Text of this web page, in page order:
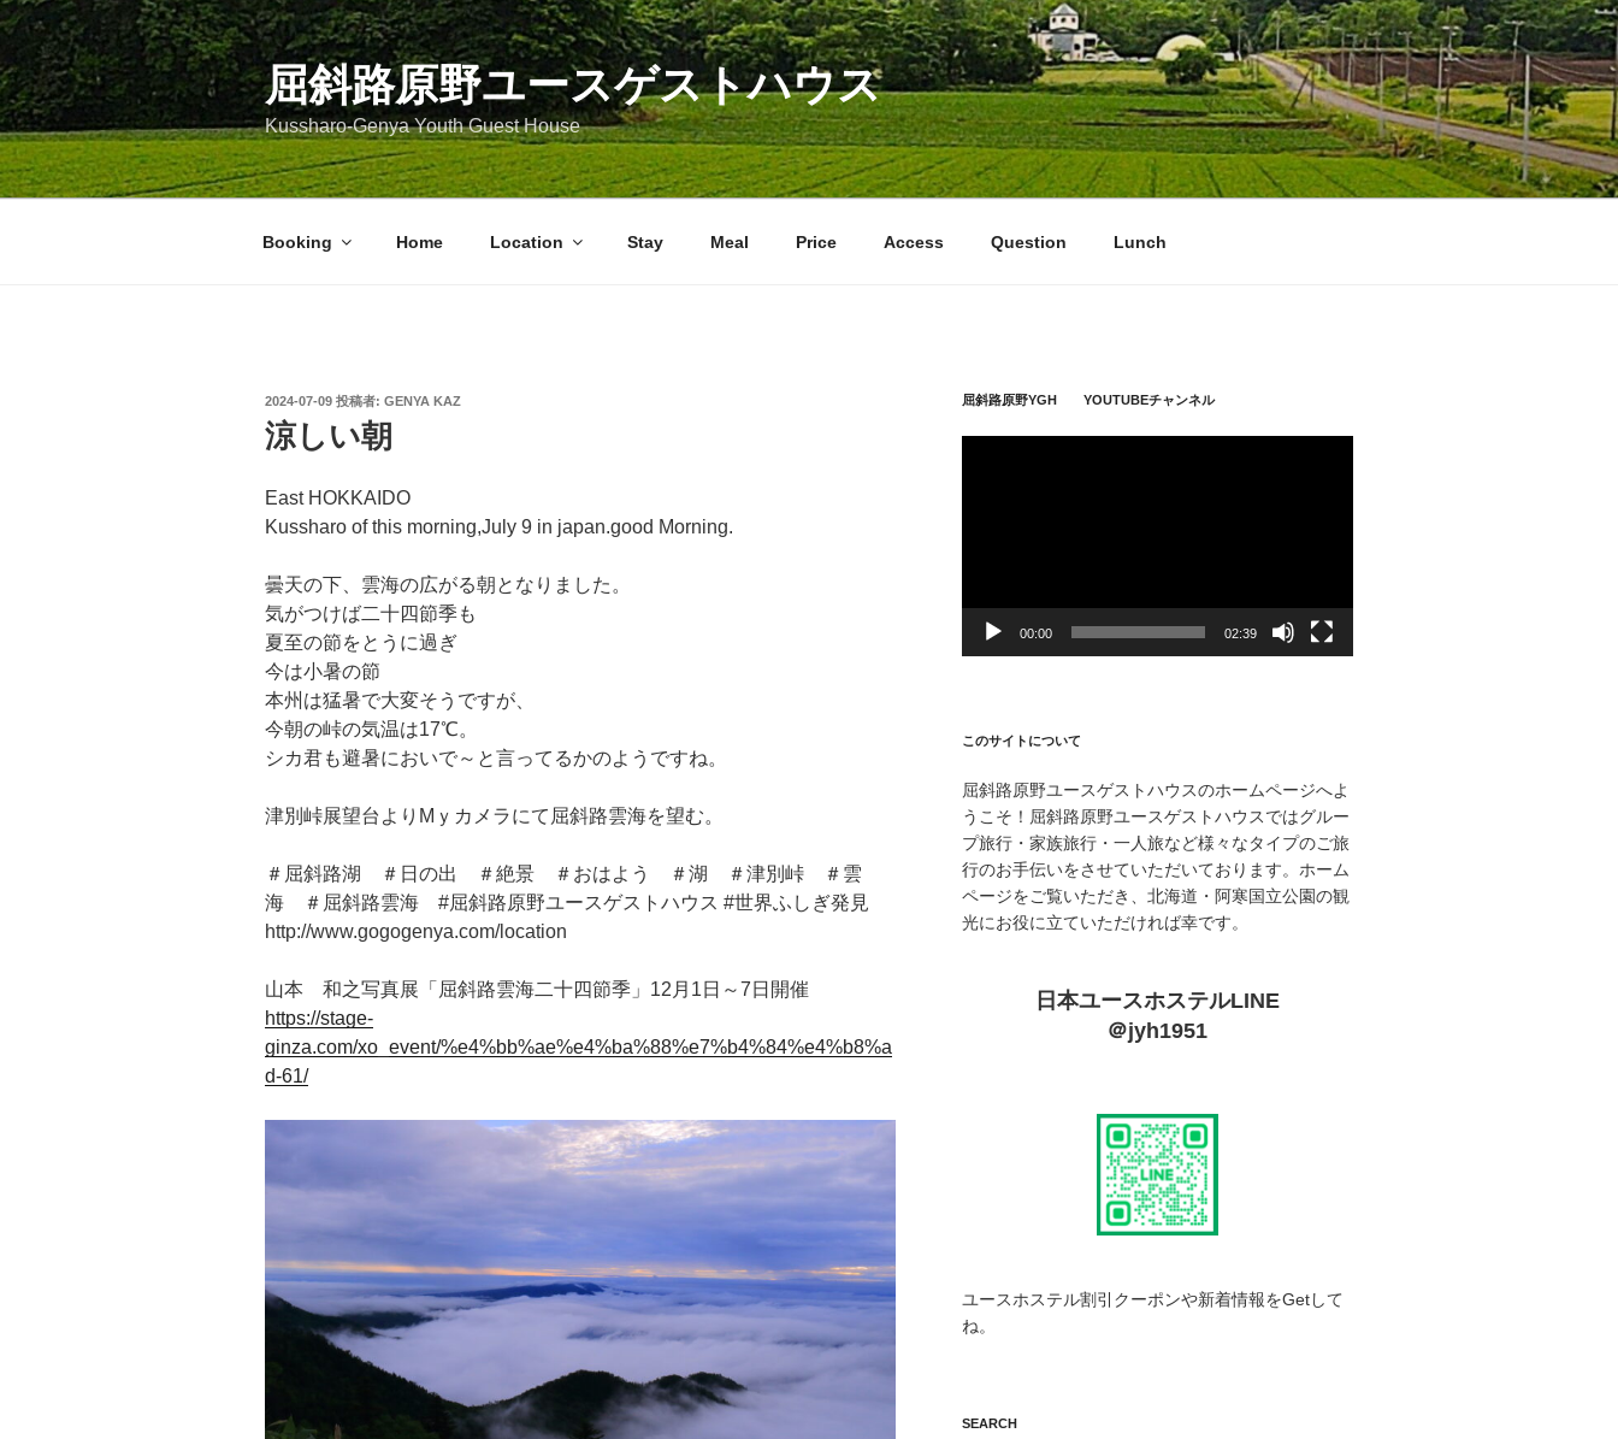
コ
テ
ン
ツ
へ
ス
屈斜路原野ユースゲストハウス
Kussharo-Genya Youth Guest House
Booking Home Location Stay Meal Price Access Question Lunch
投
稿
日:
2024-07-09 投稿者: GENYA KAZ
涼しい朝
East HOKKAIDO
Kussharo of this morning,July 9 in japan.good Morning.
曇天の下、雲海の広がる朝となりました。
気がつけば二十四節季も
夏至の節をとうに過ぎ
今は小暑の節
本州は猛暑で大変そうですが、
今朝の峠の気温は17℃。
シカ君も避暑においで～と言ってるかのようですね。
津別峠展望台よりMｙカメラにて屈斜路雲海を望む。
＃屈斜路湖 ＃日の出 ＃絶景 ＃おはよう ＃湖 ＃津別峠 ＃雲
海 ＃屈斜路雲海 #屈斜路原野ユースゲストハウス #世界ふしぎ発見
http://www.gogogenya.com/location
山本 和之写真展「屈斜路雲海二十四節季」12月1日～7日開催
https://stage-
ginza.com/xo_event/%e4%bb%ae%e4%ba%88%e7%b4%84%e4%b8%a
d-61/
屈斜路原野YGH YOUTUBEチャンネル
ー
00:00 02:39
このサイトについて
屈斜路原野ユースゲストハウスのホームページへよ
うこそ！屈斜路原野ユースゲストハウスではグルー
プ旅行・家族旅行・一人旅など様々なタイプのご旅
行のお手伝いをさせていただいております。ホーム
ページをご覧いただき、北海道・阿寒国立公園の観
光にお役に立ていただければ幸です。
日本ユースホステルLINE
＠jyh1951
ユースホステル割引クーポンや新着情報をGetして
ね。
SEARCH